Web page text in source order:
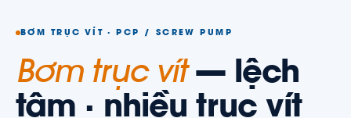
BƠM TRỤC VÍT · PCP / SCREW PUMP
Bơm trục vít— lệch
tâm · nhiều trục vít